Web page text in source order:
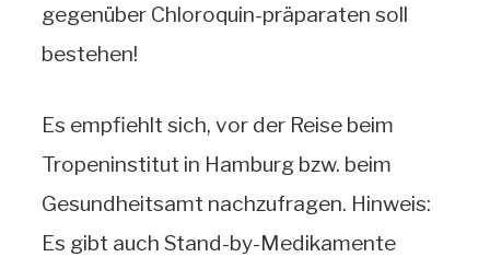
gegenüber Chloroquin-präparaten soll
bestehen!
Es empfiehlt sich, vor der Reise beim
Tropeninstitut in Hamburg bzw. beim
Gesundheitsamt nachzufragen. Hinweis:
Es gibt auch Stand-by-Medikamente